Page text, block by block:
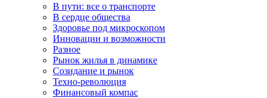
В пути: все о транспорте
В сердце общества
Здоровье под микроскопом
Инновации и возможности
Разное
Рынок жилья в динамике
Созидание и рынок
Техно-революция
Финансовый компас